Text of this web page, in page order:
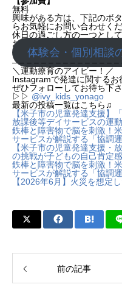
無料
興味がある方は、下記のボ
らお気軽にお問い合わせく
休日の過ごし方の一つとし
お子様の笑顔と成長を応援し
体験会・個別相談
– – – – – – – – – – – – – – –
＼運動療育のアイビー！／
Instagramで発達に関するお
ぜひフォローしてお待ち下
▷▷ @ivy_kids_yonago
最新の投稿一覧はこちら♫
【米子市の児童発達支援】
放課後等デイサービスの運
鉄棒と障害物で脳を刺激！
サービスが解説する「協調
【米子市の児童発達支援・
の挑戦が子どもの自己肯定
鉄棒と障害物で脳を刺激！
サービスが解説する「協調
【2026年6月】火災を想定
前の記事